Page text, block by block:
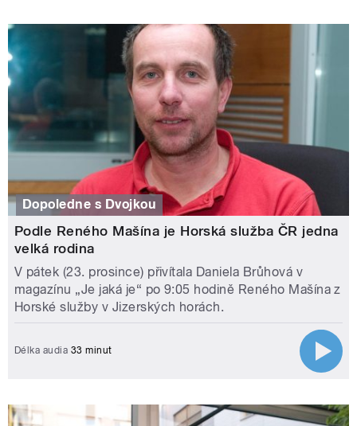
Dopoledne s Dvojkou
Podle Reného Mašína je Horská služba ČR jedna
velká rodina
V pátek (23. prosince) přivítala Daniela Brůhová v
magazínu „Je jaká je“ po 9:05 hodině Reného Mašína z
Horské služby v Jizerských horách.
Délka audia 33 minut